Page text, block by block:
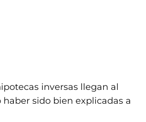
inversas llegan al
sido bien explicadas a